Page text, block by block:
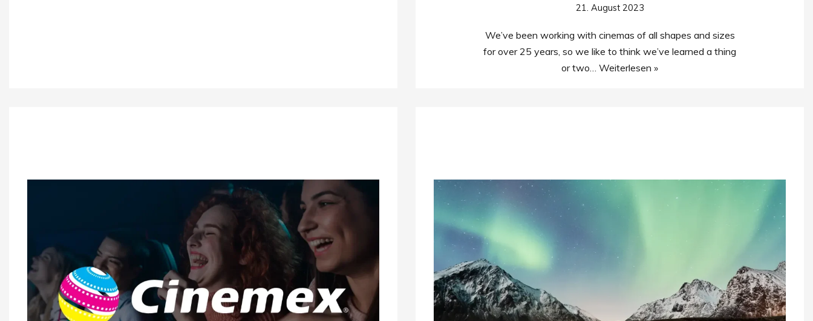
21. August 2023
We’ve been working with cinemas of all shapes and sizes
for over 25 years, so we like to think we’ve learned a thing
or two… Weiterlesen »